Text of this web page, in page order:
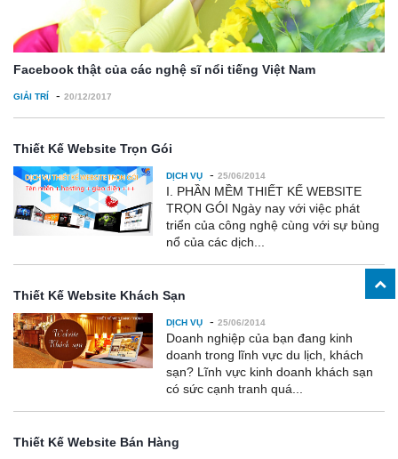
Facebook thật của các nghệ sĩ nổi tiếng Việt Nam
GIẢI TRÍ - 20/12/2017
Thiết Kế Website Trọn Gói
DỊCH VỤ - 25/06/2014
I. PHẦN MỀM THIẾT KẾ WEBSITE
TRỌN GÓI Ngày nay với việc phát
triển của công nghệ cùng với sự bùng
nổ của các dịch...
Thiết Kế Website Khách Sạn
DỊCH VỤ - 25/06/2014
Doanh nghiệp của bạn đang kinh
doanh trong lĩnh vực du lịch, khách
sạn? Lĩnh vực kinh doanh khách sạn
có sức cạnh tranh quá...
Thiết Kế Website Bán Hàng